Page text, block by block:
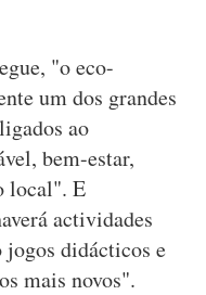
"o eco-
um dos grandes
ao
bem-estar,
local". E
actividades
didácticos e
mais novos".